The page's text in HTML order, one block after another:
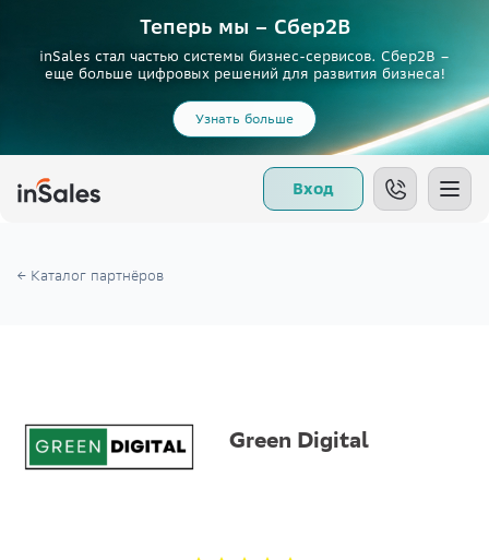
Теперь мы – Сбер2B
inSales стал частью системы бизнес-сервисов. Сбер2В –
еще больше цифровых решений для развития бизнеса!
Узнать больше
Вход
← Каталог партнёров
Green Digital